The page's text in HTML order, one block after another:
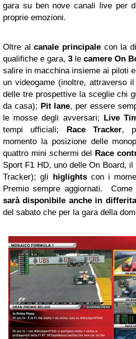
gara su ben nove canali live per
proprie emozioni.
Oltre alcanale principale con la
qualifiche e gara, 3 le camere On
salire in macchina insieme ai piloti
un videogame (inoltre, attraverso il
delle tre prospettive la sceglie chi
da casa); Pit lane, per essere
le mosse degli avversari; Live
tempi ufficiali; Race Tracker,
momento la posizione delle
quattro mini schermi del Race
Sport F1 HD, uno delle On Board,
Tracker); gli higlightscon i
Premio sempre aggiornati. Come
sarà disponibile anche in differita
del sabato che per la gara della